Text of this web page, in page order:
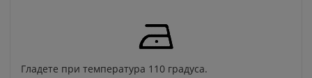
Гладете при температура 110 градуса.